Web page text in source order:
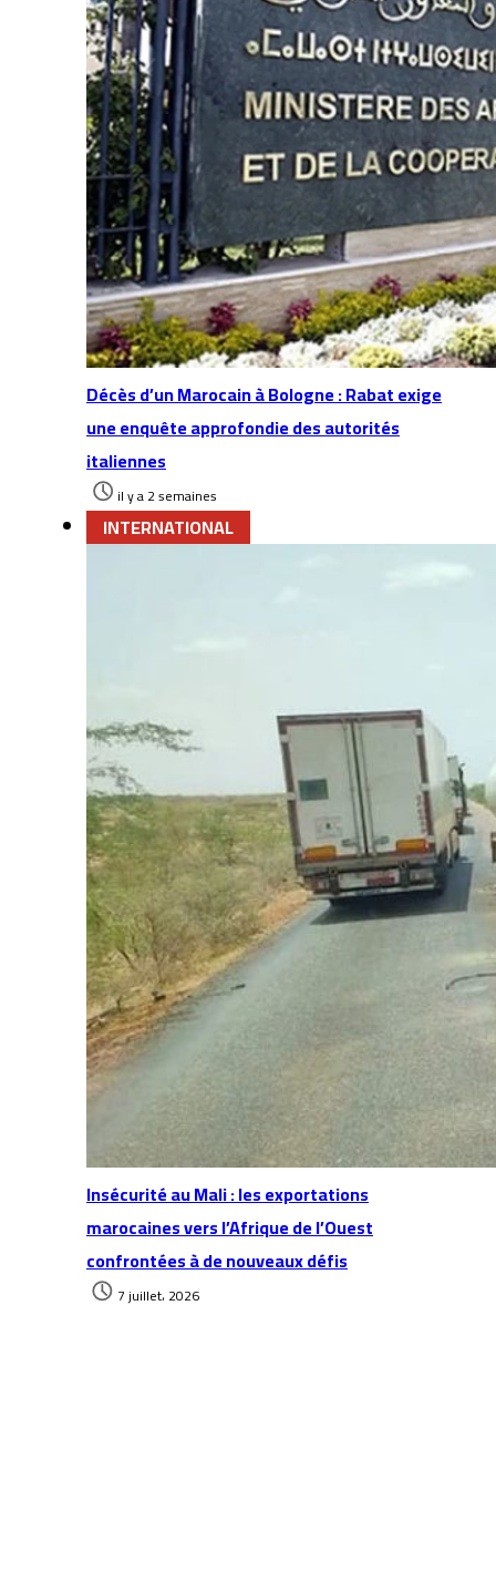
Décès d’un Marocain à Bologne : Rabat exige
une enquête approfondie des autorités
italiennes
il y a 2 semaines
INTERNATIONAL
Insécurité au Mali : les exportations
marocaines vers l’Afrique de l’Ouest
confrontées à de nouveaux défis
7 juillet، 2026